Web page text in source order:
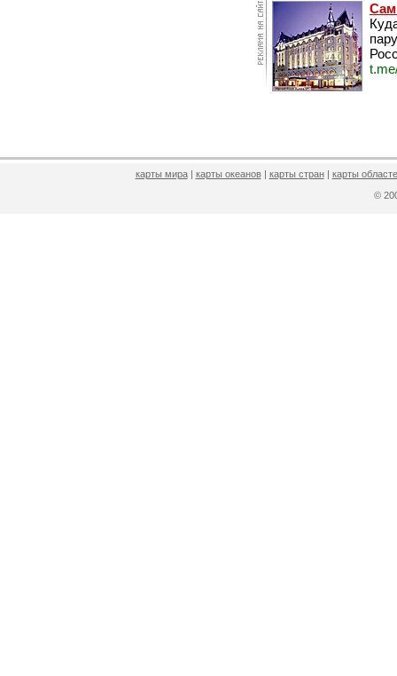
карты мира| карты океанов| карты стран| карты
©